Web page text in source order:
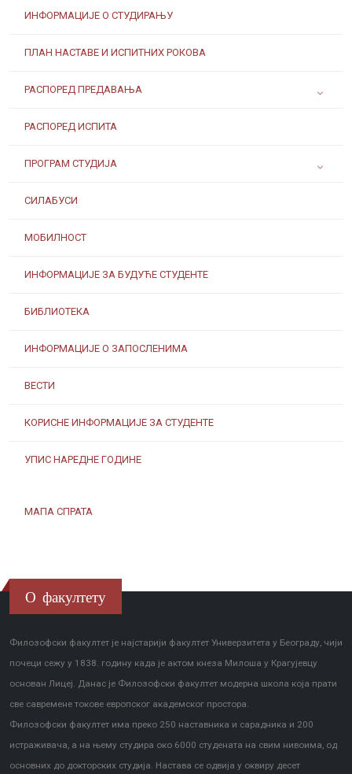
ИНФОРМАЦИЈЕ О СТУДИРАЊУ
ПЛАН НАСТАВЕ И ИСПИТНИХ РОКОВА
РАСПОРЕД ПРЕДАВАЊА
РАСПОРЕД ИСПИТА
ПРОГРАМ СТУДИЈА
СИЛАБУСИ
МОБИЛНОСТ
ИНФОРМАЦИЈЕ ЗА БУДУЋЕ СТУДЕНТЕ
БИБЛИОТЕКА
ИНФОРМАЦИЈЕ О ЗАПОСЛЕНИМА
ВЕСТИ
КОРИСНЕ ИНФОРМАЦИЈЕ ЗА СТУДЕНТЕ
УПИС НАРЕДНЕ ГОДИНЕ
МАПА СПРАТА
О факултету
Филозофски факултет је најстарији факултет Универзитета у Београду, чији
почеци сежу у 1838. годину када је актом кнеза Милоша у Крагујевцу
основан Лицеј. Данас је Филозофски факултет модерна школа која прати
све савремене токове европског академског простора.
Филозофски факултет има преко 250 наставника и сарадника и 200
истраживача, а на њему студира око 6000 студената на свим нивоима, од
основних до докторских студија. Настава се одвија у оквиру десет